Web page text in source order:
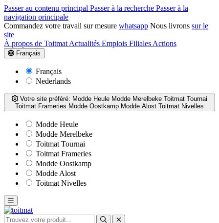
Passer au contenu principal Passer à la recherche Passer à la
navigation principale
Commandez votre travail sur mesure whatsapp Nous livrons sur le
site
À propos de Toitmat Actualités Emplois Filiales Actions
Français
Français
Nederlands
Votre site préféré: Modde Heule Modde Merelbeke Toitmat Tournai
Toitmat Frameries Modde Oostkamp Modde Alost Toitmat Nivelles
Modde Heule
Modde Merelbeke
Toitmat Tournai
Toitmat Frameries
Modde Oostkamp
Modde Alost
Toitmat Nivelles